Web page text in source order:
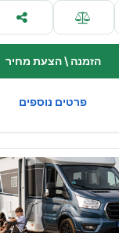
הזמנה \ הצעת מחיר
פרטים נוספים